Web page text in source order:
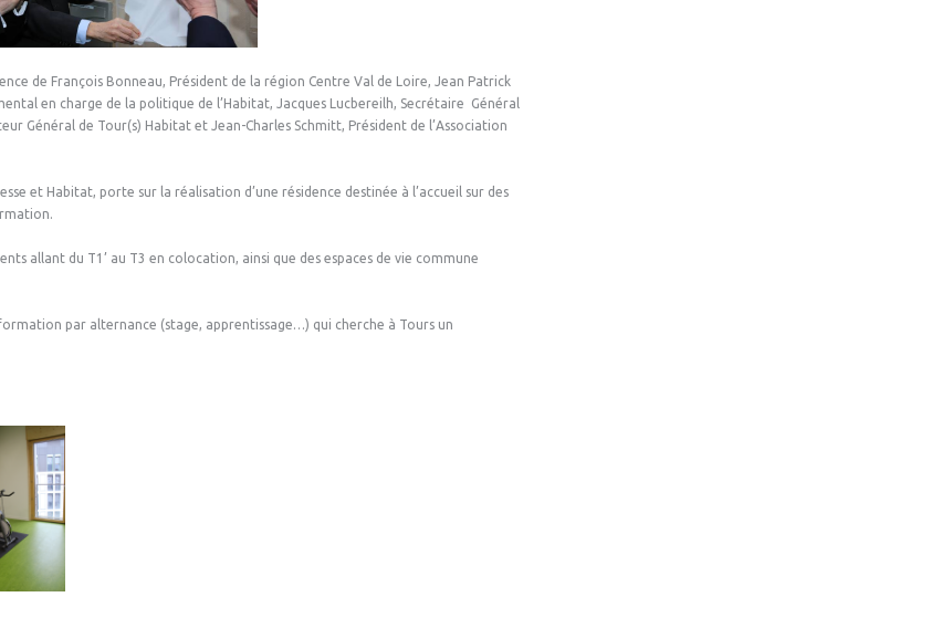
de François Bonneau, Président de la région Centre Val de Loire, Jean Patrick
en charge de la politique de l’Habitat, Jacques Lucbereilh, Secrétaire Général
Général de Tour(s) Habitat et Jean-Charles Schmitt, Président de l’Association
et Habitat, porte sur la réalisation d’une résidence destinée à l’accueil sur des
allant du T1’ au T3 en colocation, ainsi que des espaces de vie commune
par alternance (stage, apprentissage…) qui cherche à Tours un